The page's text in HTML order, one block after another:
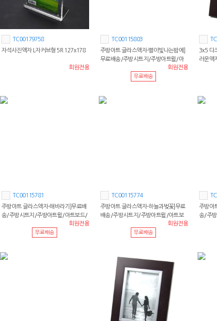
TC00179758
자석사진액자 L자커브형 5R 127x178
회원전용
TC00115803
주방아트 글라스액자-별이빛나는밤에]
무료배송/주방시트지/주방아트윌/아
회원전용
무료배송
3x5 다
러운액
TC00115781
주방아트 글라스액자-해바라기]무료배
송/주방시트지/주방아트윌/아트보드/
회원전용
무료배송
TC00115774
주방아트 글라스액자-하늘과벚꽃]무료
배송/주방시트지/주방아트윌/아트보
회원전용
무료배송
주방아
송/주